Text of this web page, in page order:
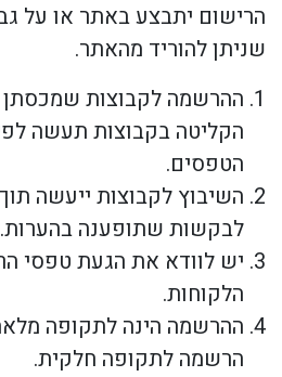
הרישום יתבצע באתר או על
שניתן להוריד מהאתר.
ההרשמה לקבוצות
הקליטה בקבוצות תעשה
הטפסים.
השיבוץ לקבוצות ייעשה
לבקשות שתופענה בהערות.
יש לוודא את הגעת טפסי
הלקוחות.
ההרשמה הינה לתקופה
הרשמה לתקופה חלקית.